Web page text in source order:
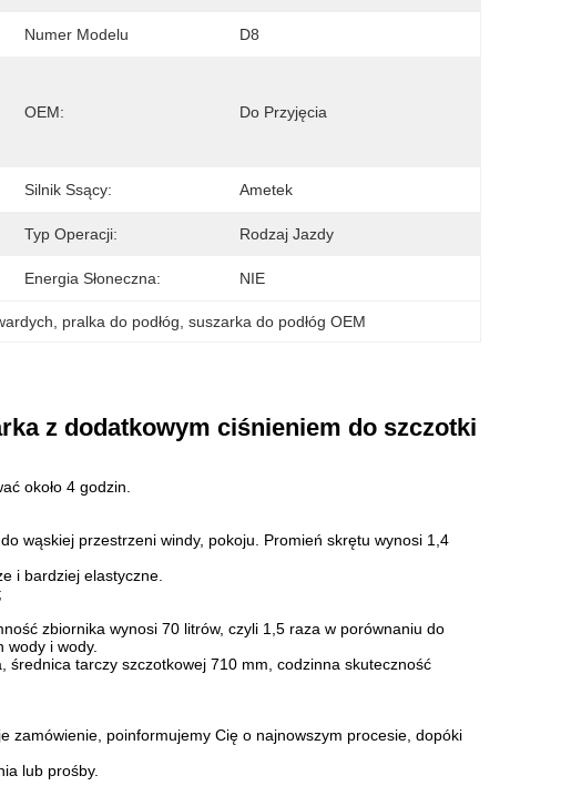
Numer Modelu D8
OEM: Do Przyjęcia
Silnik Ssący: Ametek
Typ Operacji: Rodzaj Jazdy
Energia Słoneczna: NIE
pralka do podłóg , suszarka do podłóg OEM
z dodatkowym ciśnieniem do szczotki
około 4 godzin.
wąskiej przestrzeni windy, pokoju. Promień skrętu wynosi 1,4
i bardziej elastyczne.
zbiornika wynosi 70 litrów, czyli 1,5 raza w porównaniu do
i wody.
średnica tarczy szczotkowej 710 mm, codzinna skuteczność
zamówienie, poinformujemy Cię o najnowszym procesie, dopóki
lub prośby.